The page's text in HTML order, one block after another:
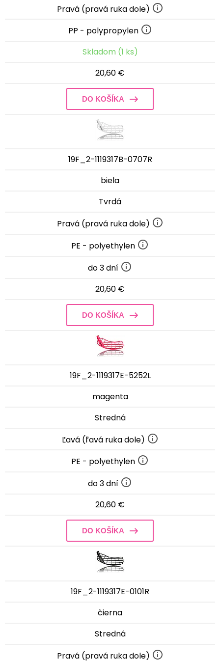
Pravá (pravá ruka dole)
PP - polypropylen
Skladom (1 ks)
20,60 €
DO KOŠÍKA
19F_2-1119317B-0707R
biela
Tvrdá
Pravá (pravá ruka dole)
PE - polyethylen
do 3 dní
20,60 €
DO KOŠÍKA
19F_2-1119317E-5252L
magenta
Stredná
Ľavá (ľavá ruka dole)
PE - polyethylen
do 3 dní
20,60 €
DO KOŠÍKA
19F_2-1119317E-0101R
čierna
Stredná
Pravá (pravá ruka dole)